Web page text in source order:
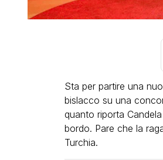
Sta per partire una
bislacco su una
quanto riporta
bordo. Pare che la
Turchia.